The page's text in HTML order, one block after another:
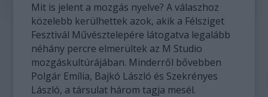
Mit is jelent a mozgás nyelve? A válaszhoz
közelebb kerülhettek azok, akik a Félsziget
Fesztivál Művésztelepére látogatva legalább
néhány percre elmerültek az M Studio
mozgáskultúrájában. Minderről bővebben
Polgár Emília, Bajkó László és Szekrényes
László, a társulat három tagja mesél.